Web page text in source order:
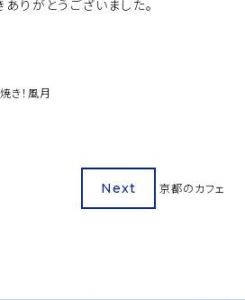
りがとうございました。
き！風月
Next 京都のカフェ